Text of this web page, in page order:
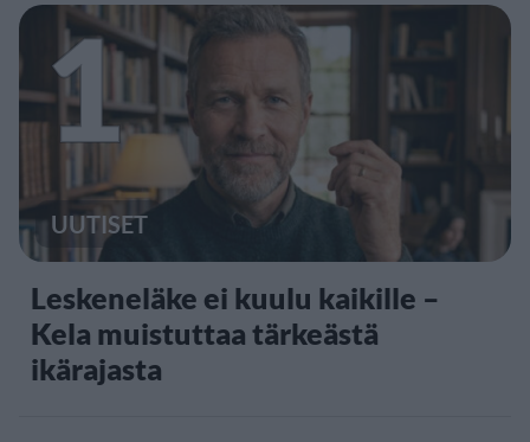
1
UUTISET
Leskeneläke ei kuulu kaikille –
Kela muistuttaa tärkeästä
ikärajasta